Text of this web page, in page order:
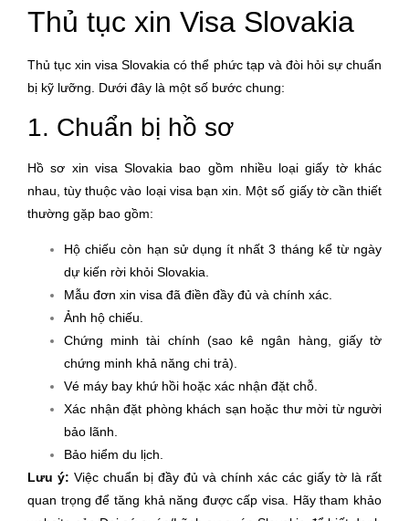
Thủ tục xin Visa Slovakia
Thủ tục xin visa Slovakia có thể phức tạp và đòi hỏi sự chuẩn
bị kỹ lưỡng. Dưới đây là một số bước chung:
1. Chuẩn bị hồ sơ
Hồ sơ xin visa Slovakia bao gồm nhiều loại giấy tờ khác
nhau, tùy thuộc vào loại visa bạn xin. Một số giấy tờ cần thiết
thường gặp bao gồm:
Hộ chiếu còn hạn sử dụng ít nhất 3 tháng kể từ ngày
dự kiến rời khỏi Slovakia.
Mẫu đơn xin visa đã điền đầy đủ và chính xác.
Ảnh hộ chiếu.
Chứng minh tài chính (sao kê ngân hàng, giấy tờ
chứng minh khả năng chi trả).
Vé máy bay khứ hồi hoặc xác nhận đặt chỗ.
Xác nhận đặt phòng khách sạn hoặc thư mời từ người
bảo lãnh.
Bảo hiểm du lịch.
Lưu ý: Việc chuẩn bị đầy đủ và chính xác các giấy tờ là rất
quan trọng để tăng khả năng được cấp visa. Hãy tham khảo